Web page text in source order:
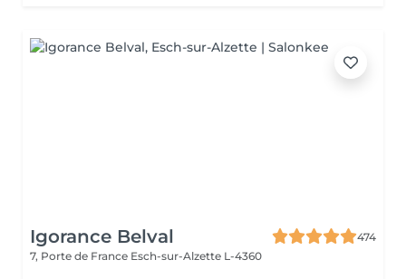
Igorance Belval
474
7, Porte de France Esch-sur-Alzette L-4360